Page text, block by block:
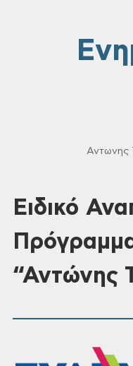
Αντωνης
Ειδικό
“Αντώνης